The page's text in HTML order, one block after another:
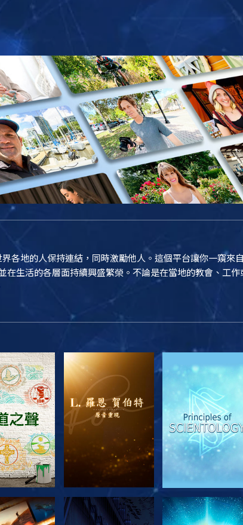
地的人保持連結，同時激勵他人。這個平台讓你一窺來自
生活的各層面持續興盛繁榮。不論是在當地的教會、工作